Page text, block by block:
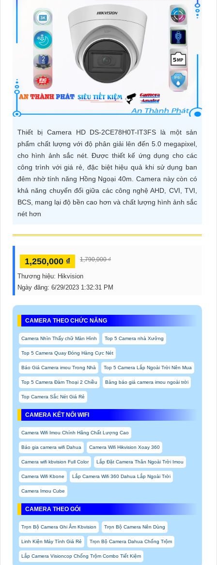
ĐẶT
PHỤ
CAMERA
TƯ
DỊCH
VỤ
Thiết bị Camera HD DS-2CE78H0T-IT3FS là một sản
phẩm chất lượng với độ phân giải lên đến 5.0 megapixel,
cho hình ảnh sắc nét. Được thiết kế ứng dụng cho các
công trình với giá rẻ, đặc biệt hiệu quả khi sử dụng ban
đêm nhờ tính năng Hồng Ngoại 40m. Camera này còn có
khả năng chuyển đổi giữa các công nghệ AHD, CVI, TVI,
BCS, mang lại độ bền cao hơn và chất lượng hình ảnh sắc
nét hơn
1,250,000 ₫ 1,790,000 ₫
Thương hiệu: Hikvision
Ngày đăng: 6/29/2023 1:32:31 PM
CAMERA THEO CHỨC NĂNG
Camera Nhìn Thấy chữ Màn Hình Top 5 Camera nhà Xưởng
Top 5 Camera Quay Đóng Hàng Cực Nét
Báo Giá Camera imou Trong Nhà Top 5 Camera Lắp Ngoài Trời Nên Mua
Top 5 Camera Đàm Thoại 2 Chiều Bảng báo giá camera imou ngoài trời
Top Camera Sắc Nét Giá Rẻ
CAMERA KẾT NỐI WIFI
Camera Wifi Imou Chính Hãng Chất Lượng Cao
Báo gia camera wifi Dahua Camera Wifi Hikvision Xoay 360
Camera wifi kbvision Full Color Lắp Đặt Camera Thân Ngoài Trời Imou
Camera Wifi Kbone Lắp Camera Wifi 360 Dahua Lắp Ngoài Trời
Camera Imou Cube
CAMERA THEO GÓI
Trọn Bộ Camera Ghi Âm Kbvision Trọn Bộ Camera Nên Dùng
Linh Kiện Máy Tính Giá Rẻ Trọn Bộ Camera Dahua Chống Trộm
Lắp Camera Visioncop Chống Trộm Combo Tiết Kiệm